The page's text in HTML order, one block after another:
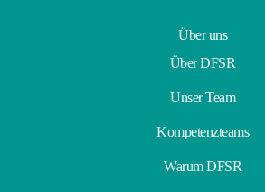
Über uns
Über DFSR
Unser Team
Kompetenzteams
Warum DFSR